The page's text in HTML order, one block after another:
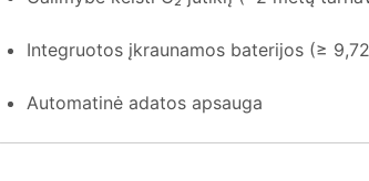
Integruotos įkraunamos baterijos (≥
Automatinė adatos apsauga